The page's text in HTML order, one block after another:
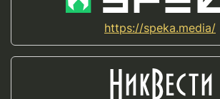
https://speka.media/